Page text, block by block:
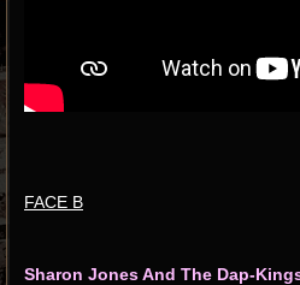
FACE B
Sharon Jones And The Dap-